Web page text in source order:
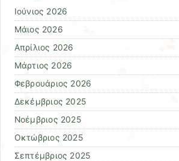
Ιούνιος 2026
Μάιος 2026
Απρίλιος 2026
Μάρτιος 2026
Φεβρουάριος 2026
Δεκέμβριος 2025
Νοέμβριος 2025
Οκτώβριος 2025
Σεπτέμβριος 2025